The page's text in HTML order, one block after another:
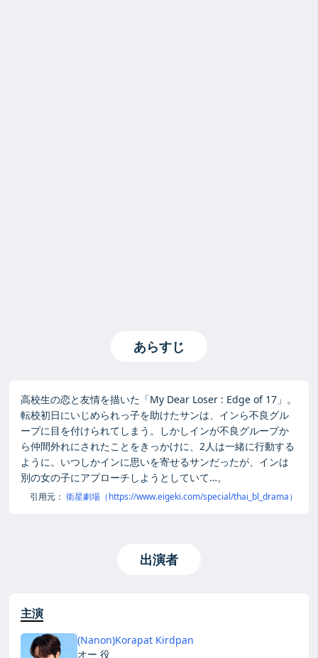
あらすじ
高校生の恋と友情を描いた「My Dear Loser : Edge of 17」。
転校初日にいじめられっ子を助けたサンは、インら不良グル
ープに目を付けられてしまう。しかしインが不良グループか
ら仲間外れにされたことをきっかけに、2人は一緒に行動する
ように。いつしかインに思いを寄せるサンだったが、インは
別の女の子にアプローチしようとしていて…。
引用元： 衛星劇場（https://www.eigeki.com/special/thai_bl_drama）
出演者
主演
(Nanon)Korapat Kirdpan
オー 役